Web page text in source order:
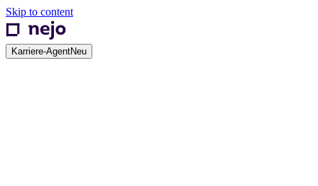
Skip to content
Karriere-AgentNeu